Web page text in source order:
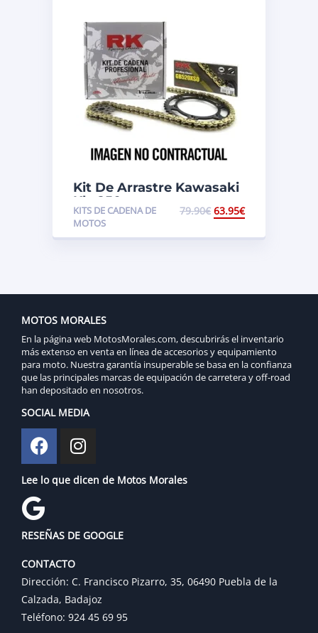
Kit De Arrastre Kawasaki
Klx 250
KITS DE CADENA DE
MOTOS
79.90€ 63.95€
MOTOS MORALES
En la página web MotosMorales.com, descubrirás el inventario
más extenso en venta en línea de accesorios y equipamiento
para moto. Nuestra garantía insuperable se basa en la confianza
que las principales marcas de equipación de carretera y off-road
han depositado en nosotros.
SOCIAL MEDIA
Lee lo que dicen de Motos Morales
RESEÑAS DE GOOGLE
CONTACTO
Dirección: C. Francisco Pizarro, 35, 06490 Puebla de la
Calzada, Badajoz
Teléfono: 924 45 69 95